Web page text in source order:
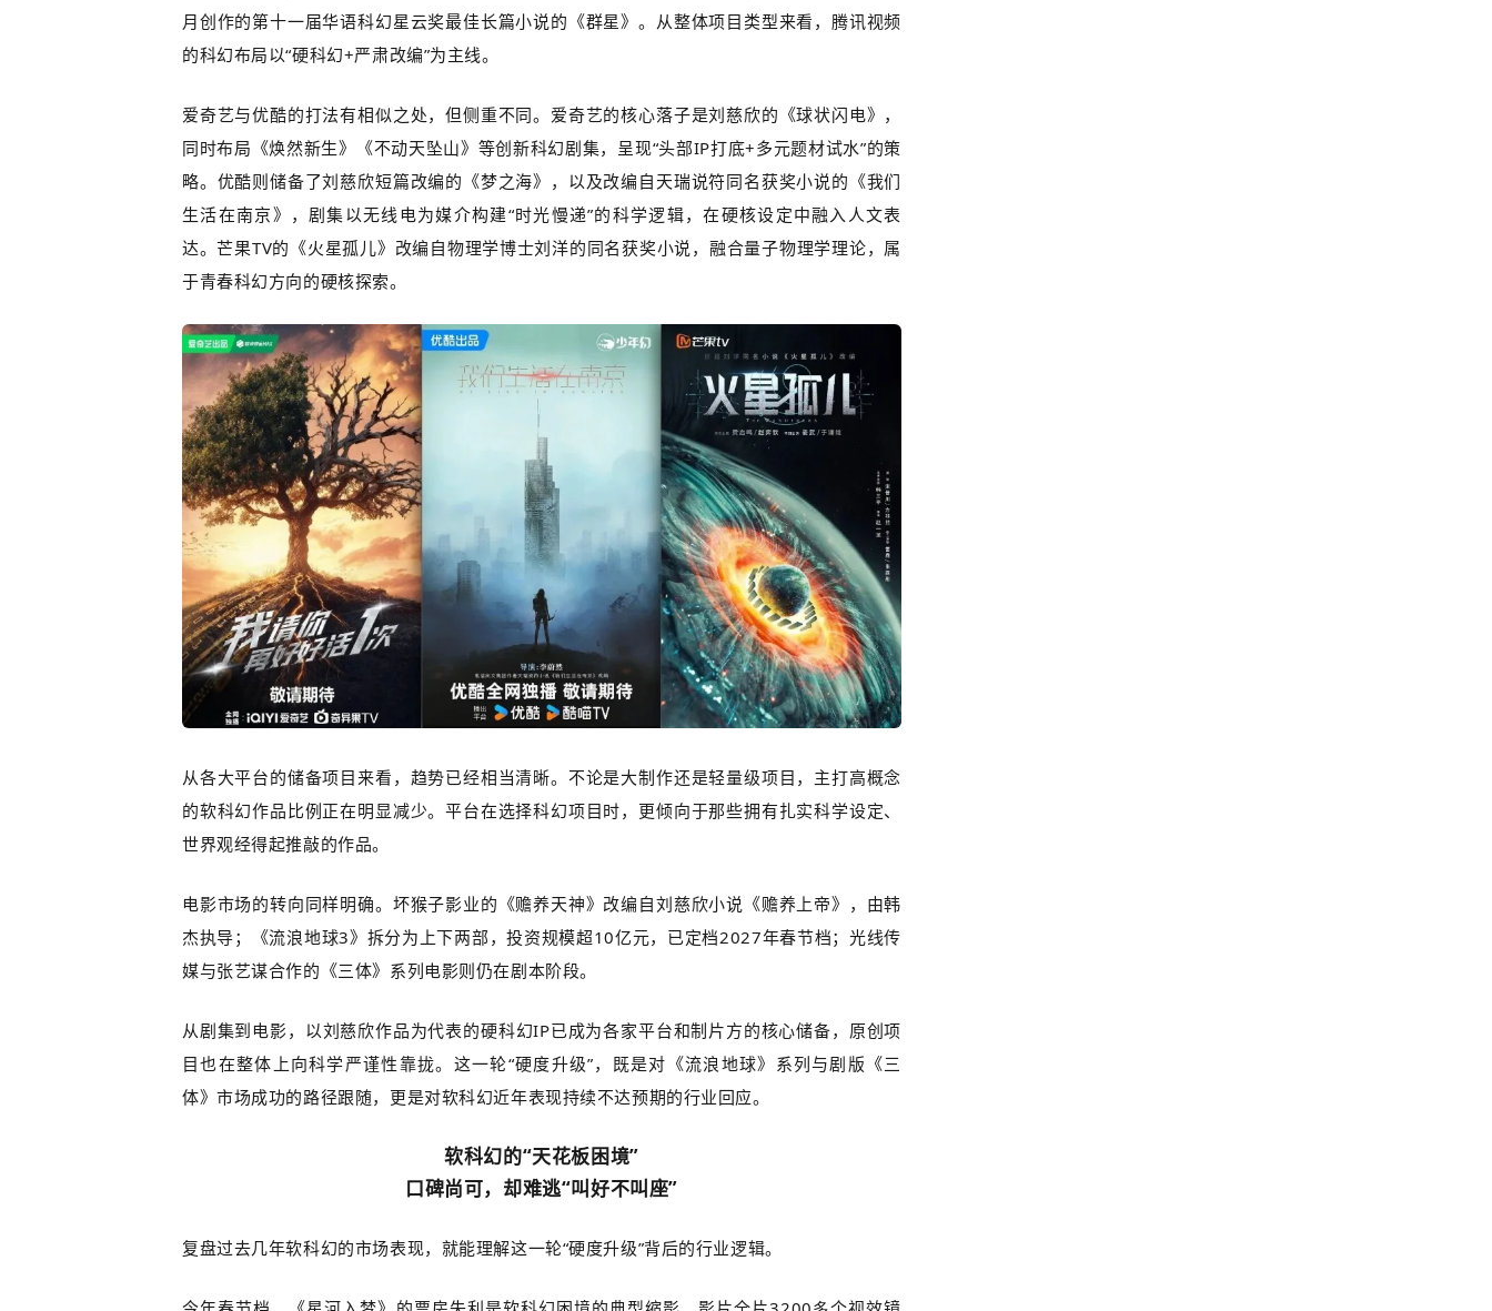
月创作的第十一届华语科幻星云奖最佳长篇小说的《群星》。从整体项目类型来看，腾讯视频
的科幻布局以“硬科幻+严肃改编”为主线。
爱奇艺与优酷的打法有相似之处，但侧重不同。爱奇艺的核心落子是刘慈欣的《球状闪电》，
同时布局《焕然新生》《不动天坠山》等创新科幻剧集，呈现“头部IP打底+多元题材试水”的策
略。优酷则储备了刘慈欣短篇改编的《梦之海》，以及改编自天瑞说符同名获奖小说的《我们
生活在南京》，剧集以无线电为媒介构建“时光慢递”的科学逻辑，在硬核设定中融入人文表
达。芒果TV的《火星孤儿》改编自物理学博士刘洋的同名获奖小说，融合量子物理学理论，属
于青春科幻方向的硬核探索。
从各大平台的储备项目来看，趋势已经相当清晰。不论是大制作还是轻量级项目，主打高概念
的软科幻作品比例正在明显减少。平台在选择科幻项目时，更倾向于那些拥有扎实科学设定、
世界观经得起推敲的作品。
电影市场的转向同样明确。坏猴子影业的《赡养天神》改编自刘慈欣小说《赡养上帝》，由韩
杰执导；《流浪地球3》拆分为上下两部，投资规模超10亿元，已定档2027年春节档；光线传
媒与张艺谋合作的《三体》系列电影则仍在剧本阶段。
从剧集到电影，以刘慈欣作品为代表的硬科幻IP已成为各家平台和制片方的核心储备，原创项
目也在整体上向科学严谨性靠拢。这一轮“硬度升级”，既是对《流浪地球》系列与剧版《三
体》市场成功的路径跟随，更是对软科幻近年表现持续不达预期的行业回应。
软科幻的“天花板困境”
口碑尚可，却难逃“叫好不叫座”
复盘过去几年软科幻的市场表现，就能理解这一轮“硬度升级”背后的行业逻辑。